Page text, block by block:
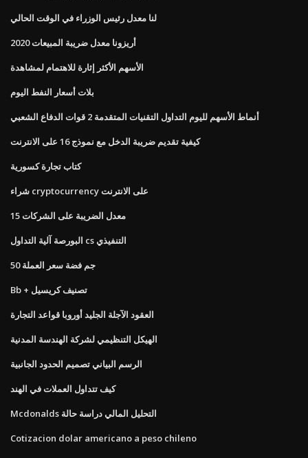
لنا معدل رئيس الوزراء في الوقت الحالي
أريزونا معدل ضريبة المبيعات 2020
الأسهم الأكثر إثارة للاهتمام لمشاهدة
بلات أسعار النفط اليوم
أنماط الأسهم لليوم التداول التقنيات المتقدمة 2 قوات الدفاع الشعبي
كيفية تقديم ضريبة الدخل مع نموذج 16 على الانترنت
كتاب تجارة كسورية
شراء cryptocurrency على الانترنت
معدل الضريبة على الشركات 15
البورصة آلية التداول cs التنفيذي
50 جم فضة سعر العملة
Bb + تصنيف كريسيل
العقود الآجلة الجليد أوروبا قواعد التجارة
الهيكل التنظيمي لشركة الهندسة المدنية
الرسم البياني تصميم الحدود الجانبية
كيف تتداول العملات في الهند
Mcdonalds التحليل المالي دراسة حالة
Cotizacion dolar americano a peso chileno